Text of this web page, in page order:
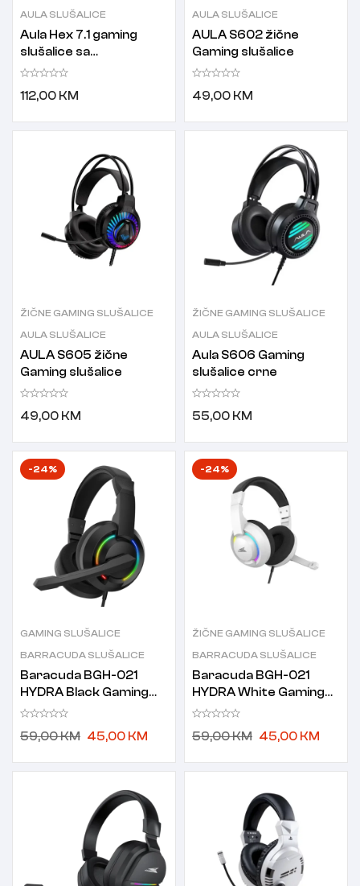
AULA SLUŠALICE
Aula Hex 7.1 gaming
slušalice sa
mikrofonom
112,00 KM
AULA SLUŠALICE
AULA S602 žične
Gaming slušalice
49,00 KM
ŽIČNE GAMING SLUŠALICE
AULA SLUŠALICE
AULA S605 žične
Gaming slušalice
49,00 KM
ŽIČNE GAMING SLUŠALICE
AULA SLUŠALICE
Aula S606 Gaming
slušalice crne
55,00 KM
-24%
GAMING SLUŠALICE
BARRACUDA SLUŠALICE
Baracuda BGH-021
HYDRA Black Gaming
slušalice s mikrofonom
59,00KM 45,00 KM
-24%
ŽIČNE GAMING SLUŠALICE
BARRACUDA SLUŠALICE
Baracuda BGH-021
HYDRA White Gaming
slušalice s mikrofonom
59,00KM 45,00 KM